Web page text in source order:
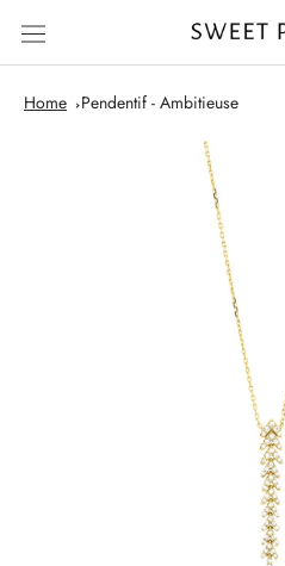
content
Home
Pendentif - Ambitieuse